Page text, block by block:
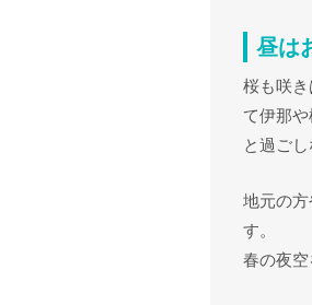
昼は
桜も咲
て伊那
と過ご
地元の
す。
春の夜